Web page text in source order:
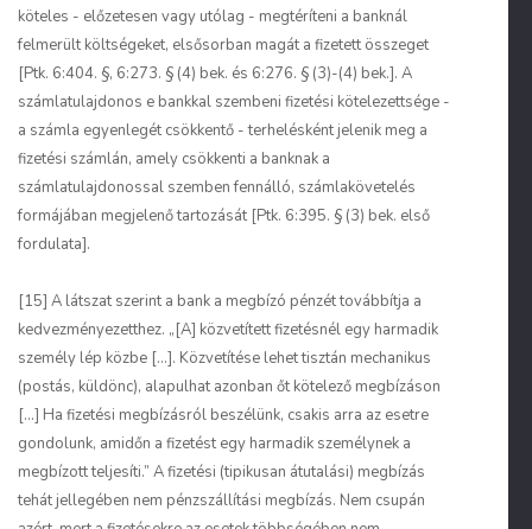
köteles - előzetesen vagy utólag - megtéríteni a banknál
felmerült költségeket, elsősorban magát a fizetett összeget
[Ptk. 6:404. §, 6:273. § (4) bek. és 6:276. § (3)-(4) bek.]. A
számlatulajdonos e bankkal szembeni fizetési kötelezettsége -
a számla egyenlegét csökkentő - terhelésként jelenik meg a
fizetési számlán, amely csökkenti a banknak a
számlatulajdonossal szemben fennálló, számlakövetelés
formájában megjelenő tartozását [Ptk. 6:395. § (3) bek. első
fordulata].
[15] A látszat szerint a bank a megbízó pénzét továbbítja a
kedvezményezetthez. „[A] közvetített fizetésnél egy harmadik
személy lép közbe [...]. Közvetítése lehet tisztán mechanikus
(postás, küldönc), alapulhat azonban őt kötelező megbízáson
[...] Ha fizetési megbízásról beszélünk, csakis arra az esetre
gondolunk, amidőn a fizetést egy harmadik személynek a
megbízott teljesíti.” A fizetési (tipikusan átutalási) megbízás
tehát jellegében nem pénzszállítási megbízás. Nem csupán